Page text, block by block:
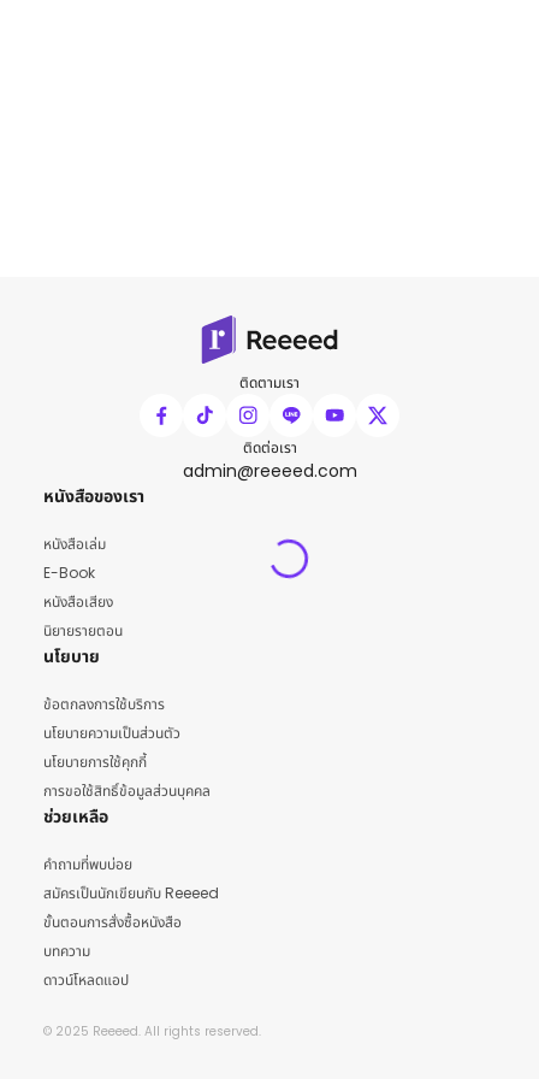
ติดตามเรา
ติดต่อเรา
admin@reeeed.com
หนังสือของเรา
หนังสือเล่ม
E-Book
หนังสือเสียง
นิยายรายตอน
นโยบาย
ข้อตกลงการใช้บริการ
นโยบายความเป็นส่วนตัว
นโยบายการใช้คุกกี้
การขอใช้สิทธิ์ข้อมูลส่วนบุคคล
ช่วยเหลือ
คำถามที่พบบ่อย
สมัครเป็นนักเขียนกับ Reeeed
ขั้นตอนการสั่งซื้อหนังสือ
บทความ
ดาวน์โหลดแอป
© 2025 Reeeed. All rights reserved.